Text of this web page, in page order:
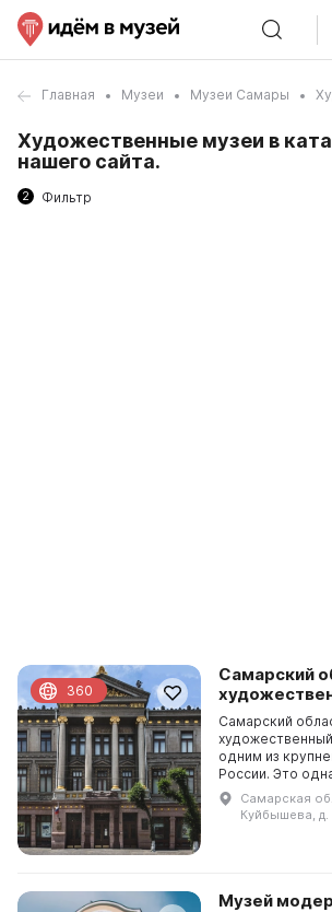
Главная Музеи Музеи Самары
Художественные музеи в
нашего сайта.
2 Фильтр
Самарский
Самарский
одним из
России. Это
престижных
в Самарской
проводятся
Самарская
Куйбышева, д.
360
Музей